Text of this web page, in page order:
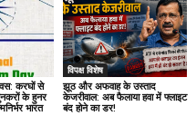
करघों से
के हुनर
भारत
विपक्ष विशेष
झूठ और अफवाह के उस्ताद
केजरीवाल: अब फैलाया हवा में फ्लाइट
बंद होने का डर!